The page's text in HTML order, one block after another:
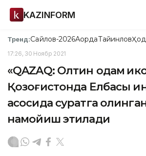
KAZINFORM
Тренд:Сайлов-2026АқордаТайинлов
17:26, 30 Ноябр 2021
«QAZAQ: Олтин одам
Қозоғистонда Елбасы
асосида суратга
намойиш этилади